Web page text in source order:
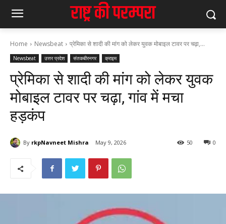
Home Newsbeat प्रेमिका से शादी की मांग को लेकर युवक मोबाइल टावर पर चढ़ा,...
Newsbeat उत्तर प्रदेश संतकबीरनगर क्राइम
प्रेमिका से शादी की मांग को लेकर युवक
मोबाइल टावर पर चढ़ा, गांव में मचा
हड़कंप
By rkpNavneet Mishra May 9, 2026 0
50